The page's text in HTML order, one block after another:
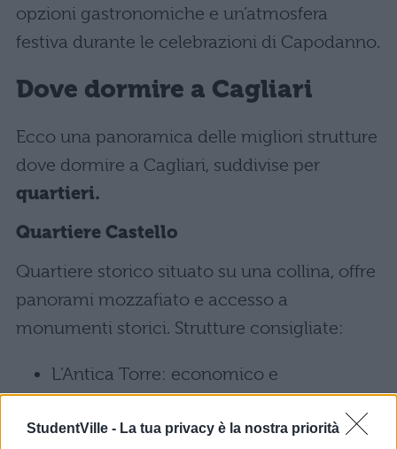
StudentVille - La tua privacy è la nostra priorità
opzioni gastronomiche e un’atmosfera
festiva durante le celebrazioni di Capodanno.
Dove dormire a Cagliari
Ecco una panoramica delle migliori strutture
dove dormire a Cagliari, suddivise per
quartieri.
Quartiere Castello
Quartiere storico situato su una collina, offre
panorami mozzafiato e accesso a
monumenti storici. Strutture consigliate:
L’Antica Torre: economico e
accogliente, a breve distanza dalla Torre
dell’Elefante